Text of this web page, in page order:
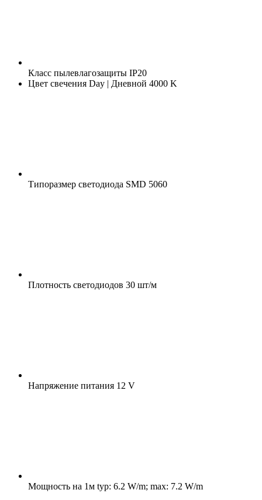
Класс пылевлагозащиты IP20
Цвет свечения Day | Дневной 4000 K
Типоразмер светодиода SMD 5060
Плотность светодиодов 30 шт/м
Напряжение питания 12 V
Мощность на 1м typ: 6.2 W/m; max: 7.2 W/m